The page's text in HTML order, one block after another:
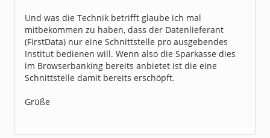
Und was die Technik betrifft glaube ich mal
mitbekommen zu haben, dass der Datenlieferant
(FirstData) nur eine Schnittstelle pro ausgebendes
Institut bedienen will. Wenn also die Sparkasse dies
im Browserbanking bereits anbietet ist die eine
Schnittstelle damit bereits erschöpft.
Grüße